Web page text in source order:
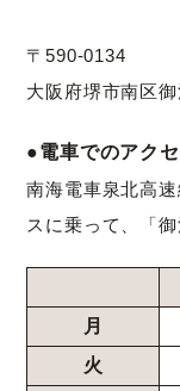
〒590-0134
大阪府堺市南区
●電車でのアク
南海電車泉北高
スに乗って、「
月
火